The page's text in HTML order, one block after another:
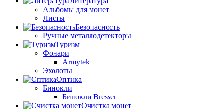
Альбомы для монет
Листы
Безопасность
Ручные металлодетекторы
Туризм
Фонари
Armytek
Эхолоты
Оптика
Бинокли
Бинокли Bresser
Очистка монет